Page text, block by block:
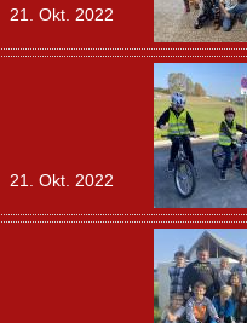
21. Okt. 2022
21. Okt. 2022